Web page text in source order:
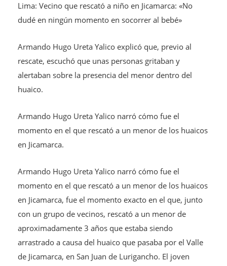
Lima: Vecino que rescató a niño en Jicamarca: «No
dudé en ningún momento en socorrer al bebé»
Armando Hugo Ureta Yalico explicó que, previo al
rescate, escuchó que unas personas gritaban y
alertaban sobre la presencia del menor dentro del
huaico.
Armando Hugo Ureta Yalico narró cómo fue el
momento en el que rescató a un menor de los huaicos
en Jicamarca.
Armando Hugo Ureta Yalico narró cómo fue el
momento en el que rescató a un menor de los huaicos
en Jicamarca, fue el momento exacto en el que, junto
con un grupo de vecinos, rescató a un menor de
aproximadamente 3 años que estaba siendo
arrastrado a causa del huaico que pasaba por el Valle
de Jicamarca, en San Juan de Lurigancho. El joven